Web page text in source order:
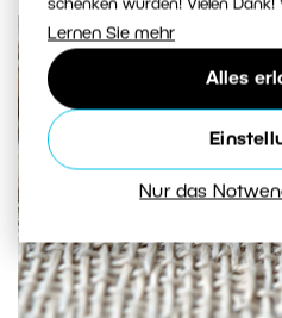
schenken würden! Vielen Dank!
Lernen Sie mehr
Alles
Nur das